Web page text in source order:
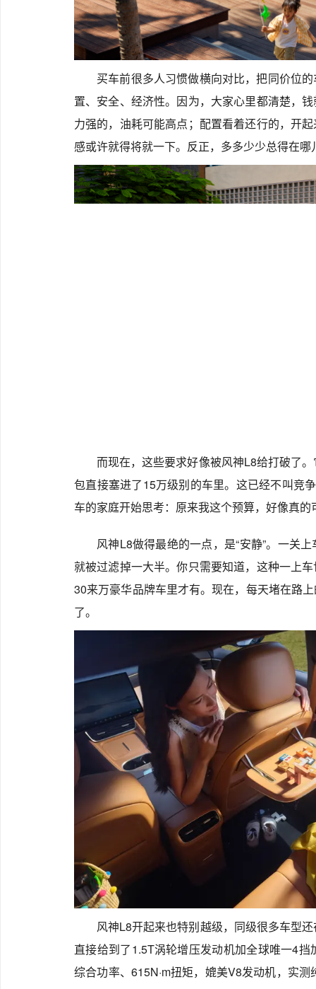
买车前很多人习惯做横向对比，把同价位
置、安全、经济性。因为，大家心里都清楚，
力强的，油耗可能高点；配置看着还行的，开
感或许就得将就一下。反正，多多少少总得在哪
而现在，这些要求好像被风神L8给打破了
包直接塞进了15万级别的车里。这已经不叫竞
车的家庭开始思考：原来我这个预算，好像真的
风神L8做得最绝的一点，是“安静”。一关
就被过滤掉一大半。你只需要知道，这种一上
30来万豪华品牌车里才有。现在，每天堵在路
了。
风神L8开起来也特别越级，同级很多车型
直接给到了1.5T涡轮增压发动机加全球唯一4
综合功率、615N·m扭矩，媲美V8发动机，实